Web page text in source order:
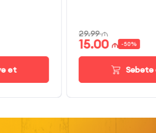
et
29.99
15.00 -50%